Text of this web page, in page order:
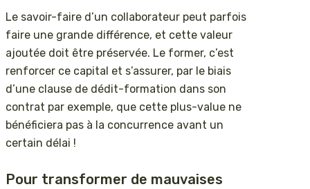
Le savoir-faire d’un collaborateur peut parfois
faire une grande différence, et cette valeur
ajoutée doit être préservée. Le former, c’est
renforcer ce capital et s’assurer, par le biais
d’une clause de dédit-formation dans son
contrat par exemple, que cette plus-value ne
bénéficiera pas à la concurrence avant un
certain délai !
Pour transformer de mauvaises